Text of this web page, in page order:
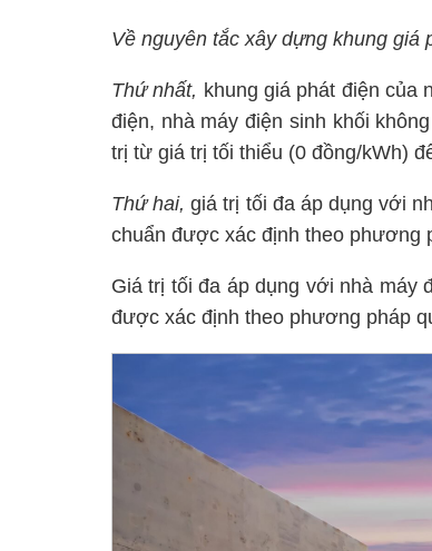
Về nguyên tắc xây dựng khung giá
Thứ nhất, khung giá phát điện của
điện, nhà máy điện sinh khối
trị từ giá trị tối thiểu (0 đồng/kWh)
Thứ hai,giá trị tối đa áp dụng với
chuẩn được xác định theo phương
Giá trị tối đa áp dụng với nhà máy
được xác định theo phương pháp